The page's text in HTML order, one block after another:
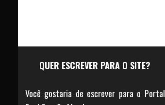
QUER ESCREVER PARA O SITE?
Você gostaria de escrever para o Portal